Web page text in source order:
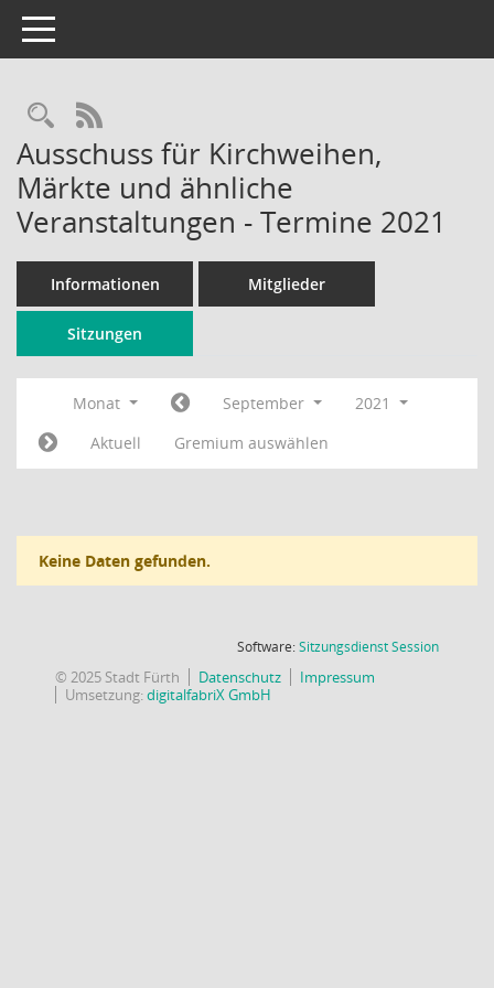
Toggle navigation
Rechercheauswahl
RSS-Feed
Ausschuss für Kirchweihen,
Märkte und ähnliche
Veranstaltungen - Termine 2021
Informationen Mitglieder
Sitzungen
Monat September
2021
Aktuell
Gremium auswählen
Keine Daten gefunden.
Software:SitzungsdienstSession(Wird in
© 2025 Stadt Fürth Datenschutz
Impressum
Umsetzung:digitalfabriX GmbH